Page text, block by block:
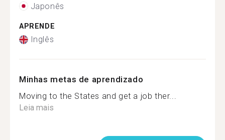
Japonês
APRENDE
Inglês
Minhas metas de aprendizado
Moving to the States and get a job ther...
Leia mais